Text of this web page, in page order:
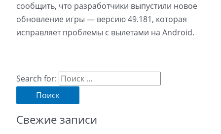
сообщить, что разработчики выпустили новое
обновление игры — версию 49.181, которая
исправляет проблемы с вылетами на Android.
Search for:
Свежие записи